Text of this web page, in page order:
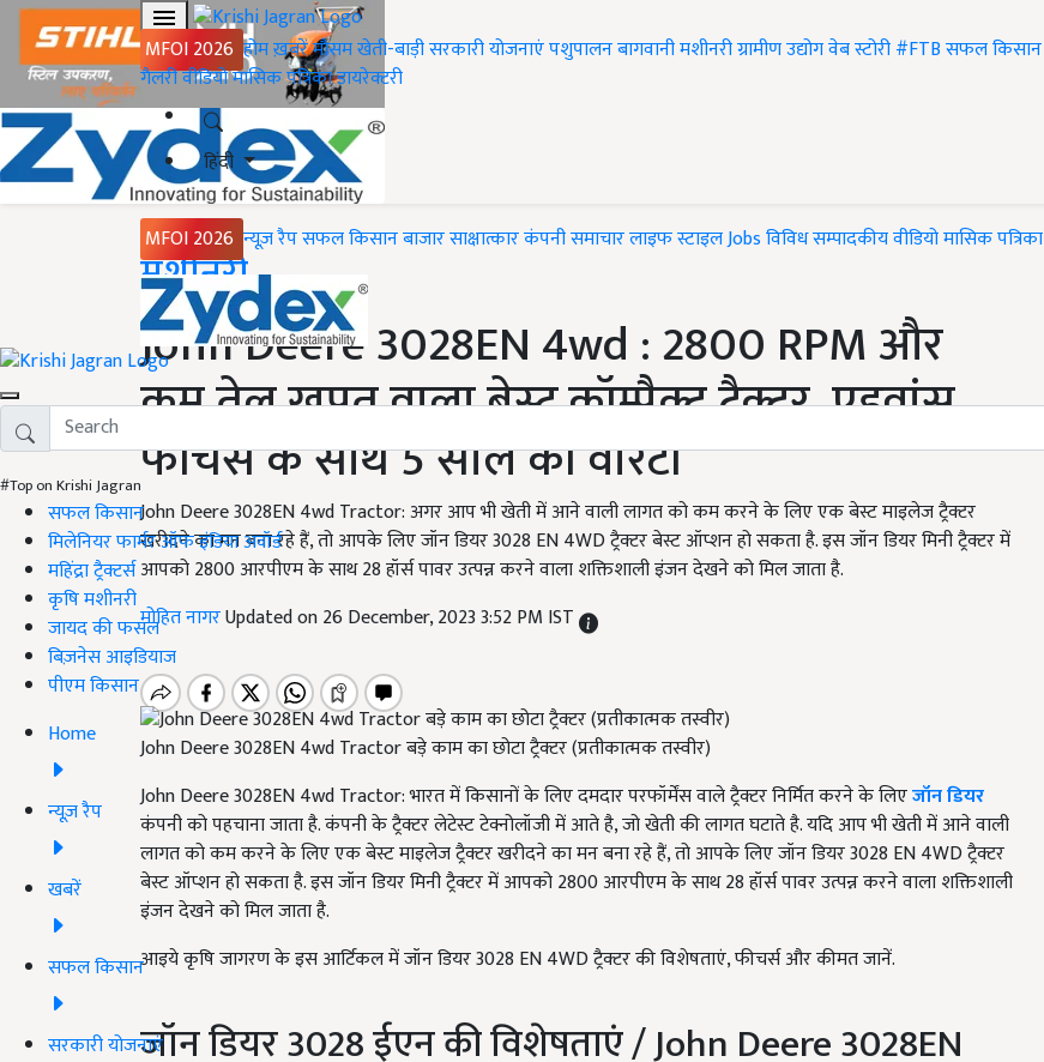
MFOI 2026 होमख़बरेंमौसमखेती-बाड़ीसरकारी योजनाएंपशुपालनबागवानीमशीनरीग्रामीण उद्योगवेब स्टोरी#FTBसफल किसान
गैलरीवीडियोमासिक पत्रिकाडायरेक्टरी
हिंदी
MFOI 2026 न्यूज़ रैपसफल किसानबाजारसाक्षात्कारकंपनी समाचारलाइफ स्टाइलJobsविविधसम्पादकीयवीडियोमासिक पत्रिका
#Top on Krishi Jagran
सफल किसान
मिलेनियर फार्मर ऑफ इंडिया अवॉर्ड
महिंद्रा ट्रैक्टर्स
कृषि मशीनरी
जायद की फसल
बिज़नेस आइडियाज
पीएम किसान
Home
न्यूज़ रैप
खबरें
सफल किसान
सरकारी योजनाएं
Home
मशीनरी
John Deere 3028EN 4wd : 2800 RPM और
कम तेल खपत वाला बेस्ट कॉम्पैक्ट ट्रैक्टर, एडवांस
फीचर्स के साथ 5 साल की वारंटी
John Deere 3028EN 4wd Tractor: अगर आप भी खेती में आने वाली लागत को कम करने के लिए एक बेस्ट माइलेज ट्रैक्टर
खरीदने का मन बना रहे हैं, तो आपके लिए जॉन डियर 3028 EN 4WD ट्रैक्टर बेस्ट ऑप्शन हो सकता है. इस जॉन डियर मिनी ट्रैक्टर में
आपको 2800 आरपीएम के साथ 28 हॉर्स पावर उत्पन्न करने वाला शक्तिशाली इंजन देखने को मिल जाता है.
मोहित नागरUpdated on 26 December, 2023 3:52 PM IST
John Deere 3028EN 4wd Tractor बड़े काम का छोटा ट्रैक्टर (प्रतीकात्मक तस्वीर)
John Deere 3028EN 4wd Tractor: भारत में किसानों के लिए दमदार परफॉर्मेंस वाले ट्रैक्टर निर्मित करने के लिएजॉन डियर
कंपनी को पहचाना जाता है. कंपनी के ट्रैक्टर लेटेस्ट टेक्नोलॉजी में आते है, जो खेती की लागत घटाते है. यदि आप भी खेती में आने वाली
लागत को कम करने के लिए एक बेस्ट माइलेज ट्रैक्टर खरीदने का मन बना रहे हैं, तो आपके लिए जॉन डियर 3028 EN 4WD ट्रैक्टर
बेस्ट ऑप्शन हो सकता है. इस जॉन डियर मिनी ट्रैक्टर में आपको 2800 आरपीएम के साथ 28 हॉर्स पावर उत्पन्न करने वाला शक्तिशाली
इंजन देखने को मिल जाता है.
आइये कृषि जागरण के इस आर्टिकल में जॉन डियर 3028 EN 4WD ट्रैक्टर की विशेषताएं, फीचर्स और कीमत जानें.
जॉन डियर 3028 ईएन की विशेषताएं / John Deere 3028EN